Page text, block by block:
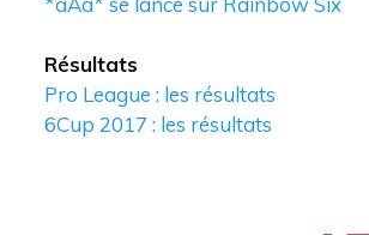
Résultats
Pro League : les résultats
6Cup 2017 : les résultats